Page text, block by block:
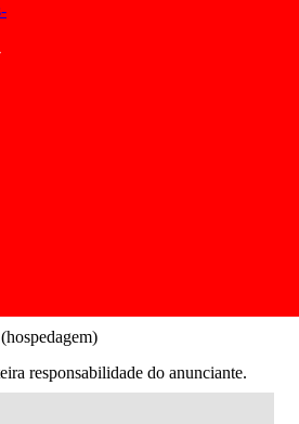
responsabilidade do anunciante.